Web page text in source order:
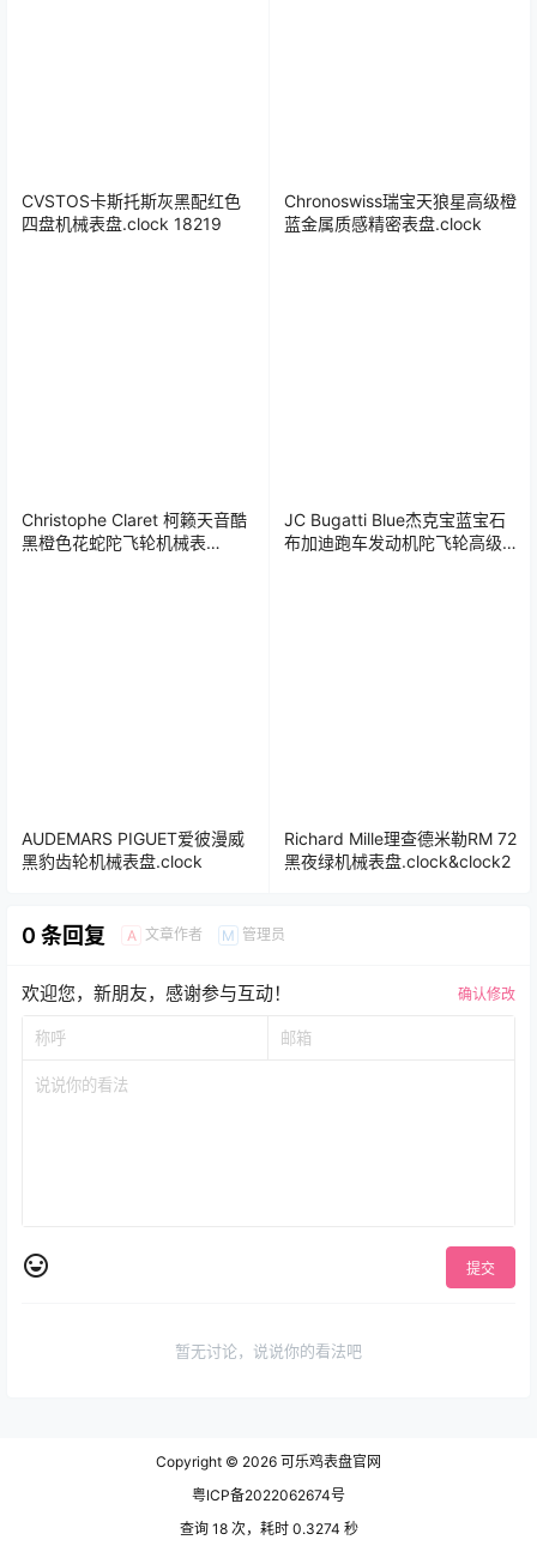
CVSTOS卡斯托斯灰黑配红色
四盘机械表盘.clock 18219
Chronoswiss瑞宝天狼星高级橙
蓝金属质感精密表盘.clock
Christophe Claret 柯籁天音酷
黑橙色花蛇陀飞轮机械表
JC Bugatti Blue杰克宝蓝宝石
布加迪跑车发动机陀飞轮高级
AUDEMARS PIGUET爱彼漫威
黑豹齿轮机械表盘.clock
Richard Mille理查德米勒RM 72
黑夜绿机械表盘.clock&clock2
0 条回复 A 文章作者 M 管理员
欢迎您，新朋友，感谢参与互动！ 确认修改
提交
暂无讨论，说说你的看法吧
Copyright © 2026 可乐鸡表盘官网
粤ICP备2022062674号
查询 18 次，耗时 0.3274 秒